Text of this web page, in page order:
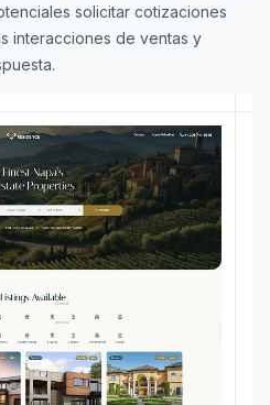
solicitar cotizaciones
interacciones de ventas y